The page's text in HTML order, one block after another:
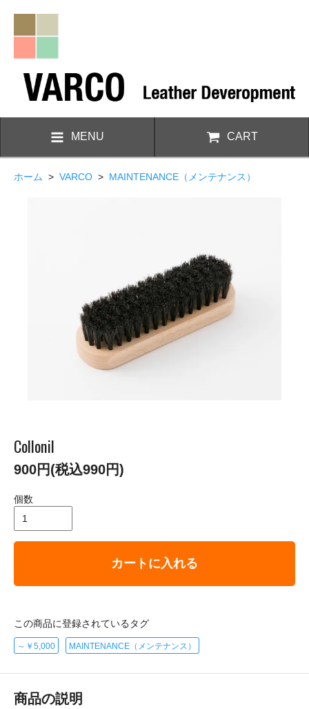
MENU CART
ホーム > VARCO > MAINTENANCE（メンテナンス）
Collonil
900円(税込990円)
個数
カートに入れる
この商品に登録されているタグ
～￥5,000 MAINTENANCE（メンテナンス）
商品の説明